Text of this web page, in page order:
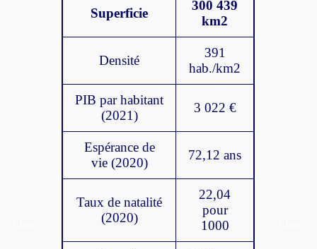
Superficie
300 439
km2
Densité
391
hab./km2
PIB par habitant
(2021)
3 022 €
Espérance de
vie (2020)
72,12 ans
Taux de natalité
(2020)
22,04
pour
1000